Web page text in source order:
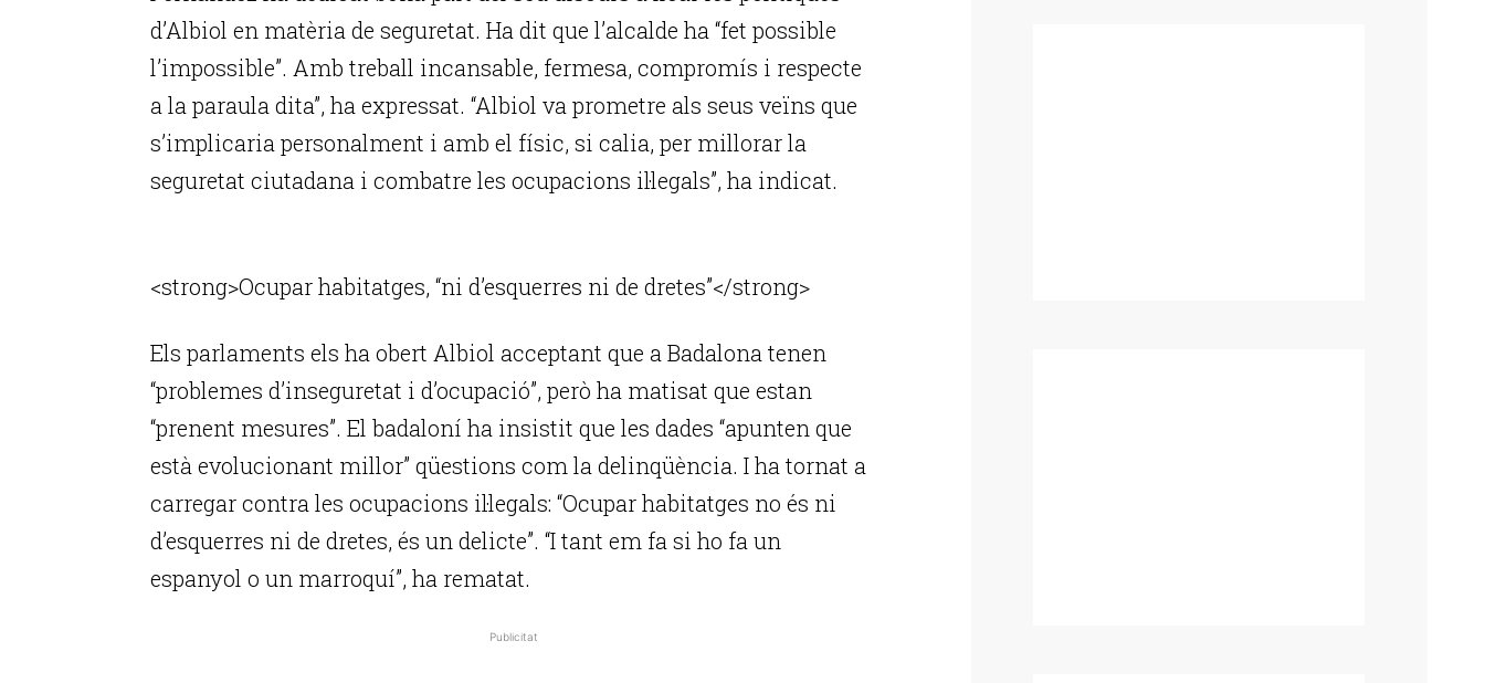
d’Albiol en matèria de seguretat. Ha dit que l’alcalde ha “fet possible
l’impossible”. Amb treball incansable, fermesa, compromís i respecte
a la paraula dita”, ha expressat. “Albiol va prometre als seus veïns que
s’implicaria personalment i amb el físic, si calia, per millorar la
seguretat ciutadana i combatre les ocupacions il·legals”, ha indicat.
<strong>Ocupar habitatges, “ni d’esquerres ni de dretes”</strong>
Els parlaments els ha obert Albiol acceptant que a Badalona tenen
“problemes d’inseguretat i d’ocupació”, però ha matisat que estan
“prenent mesures”. El badaloní ha insistit que les dades “apunten que
està evolucionant millor” qüestions com la delinqüència. I ha tornat a
carregar contra les ocupacions il·legals: “Ocupar habitatges no és ni
d’esquerres ni de dretes, és un delicte”. “I tant em fa si ho fa un
espanyol o un marroquí”, ha rematat.
Publicitat